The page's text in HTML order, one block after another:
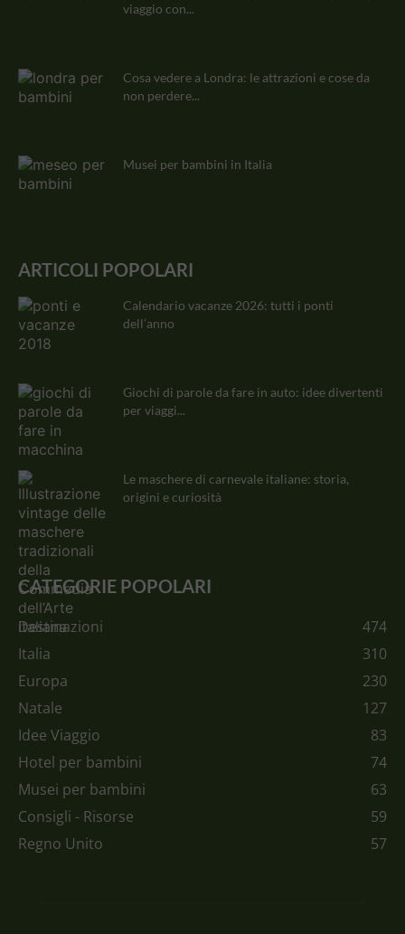
viaggio con...
Cosa vedere a Londra: le attrazioni e cose da
non perdere...
Musei per bambini in Italia
ARTICOLI POPOLARI
Calendario vacanze 2026: tutti i ponti
dell’anno
Giochi di parole da fare in auto: idee divertenti
per viaggi...
Le maschere di carnevale italiane: storia,
origini e curiosità
CATEGORIE POPOLARI
Destinazioni
474
Italia
310
Europa
230
Natale
127
Idee Viaggio
83
Hotel per bambini
74
Musei per bambini
63
Consigli - Risorse
59
Regno Unito
57